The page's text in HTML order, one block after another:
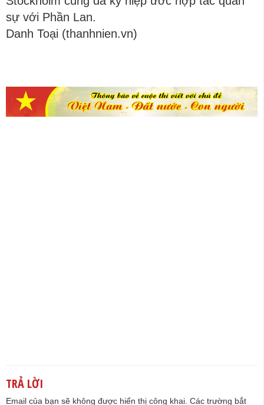
sự với Phần Lan.
Danh Toại (thanhnien.vn)
TRẢ LỜI
Email của bạn sẽ không được hiển thị công khai. Các trường bắt